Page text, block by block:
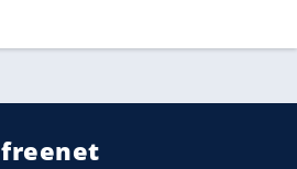
freenet